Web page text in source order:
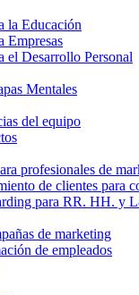
la Educación
Empresas
el Desarrollo Personal
Mentales
del equipo
profesionales de
de clientes para
para RR. HH. y
de marketing
de empleados